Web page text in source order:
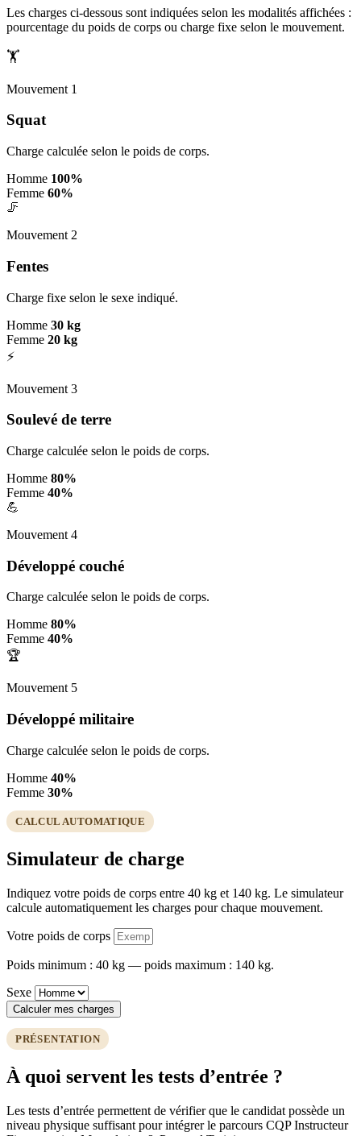
Les charges ci-dessous sont indiquées selon les modalités affichées :
pourcentage du poids de corps ou charge fixe selon le mouvement.
🏋️
Mouvement 1
Squat
Charge calculée selon le poids de corps.
Homme 100%
Femme 60%
🦵
Mouvement 2
Fentes
Charge fixe selon le sexe indiqué.
Homme 30 kg
Femme 20 kg
⚡
Mouvement 3
Soulevé de terre
Charge calculée selon le poids de corps.
Homme 80%
Femme 40%
💪
Mouvement 4
Développé couché
Charge calculée selon le poids de corps.
Homme 80%
Femme 40%
🏆
Mouvement 5
Développé militaire
Charge calculée selon le poids de corps.
Homme 40%
Femme 30%
CALCUL AUTOMATIQUE
Simulateur de charge
Indiquez votre poids de corps entre 40 kg et 140 kg. Le simulateur
calcule automatiquement les charges pour chaque mouvement.
Votre poids de corps
Poids minimum : 40 kg — poids maximum : 140 kg.
Sexe
Calculer mes charges
PRÉSENTATION
À quoi servent les tests d’entrée ?
Les tests d’entrée permettent de vérifier que le candidat possède un
niveau physique suffisant pour intégrer le parcours CQP Instructeur